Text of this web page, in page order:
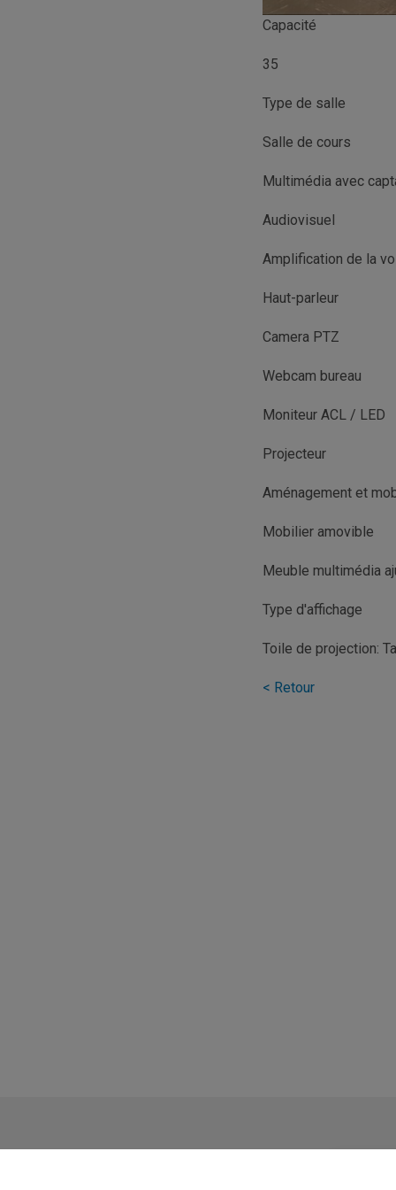
Capacité
35
Type de salle
Salle de cours
Multimédia avec
Audiovisuel
Amplification de la
Haut-parleur
Camera PTZ
Webcam bureau
Moniteur ACL / LED
Projecteur
Aménagement et
Mobilier amovible
Meuble multimédia
Type d'affichage
Toile de projection:
< Retour